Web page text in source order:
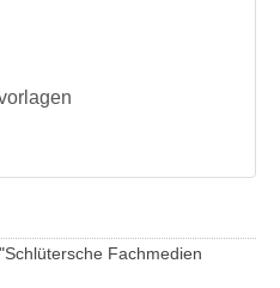
Schlütersche Fachmedien